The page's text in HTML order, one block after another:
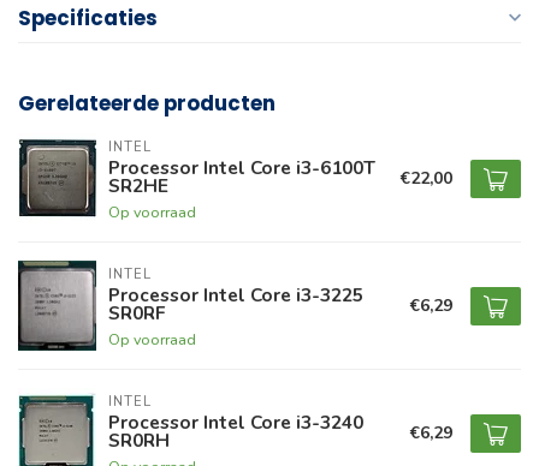
Specificaties
Gerelateerde producten
INTEL
Processor Intel Core i3-6100T
SR2HE
Op voorraad
€22,00
INTEL
Processor Intel Core i3-3225
SR0RF
Op voorraad
€6,29
INTEL
Processor Intel Core i3-3240
SR0RH €6,29